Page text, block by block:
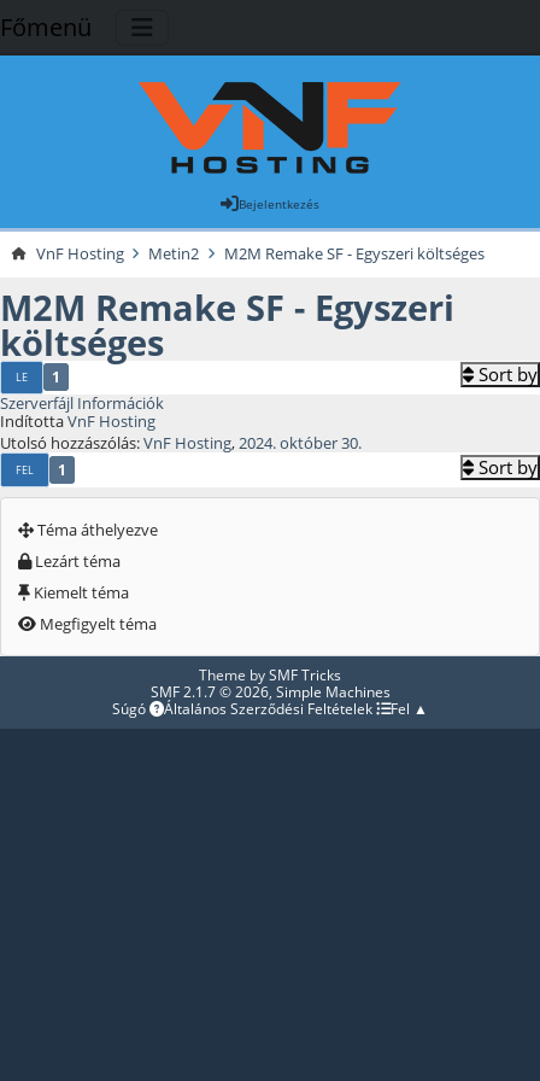
Főmenü
Bejelentkezés
VnF Hosting Metin2 M2M Remake SF - Egyszeri költséges
M2M Remake SF - Egyszeri
költséges
LE 1 Sort by
Szerverfájl Információk
IndítottaVnF Hosting
Utolsó hozzászólás:VnF Hosting,2024. október 30.
FEL 1 Sort by
Téma áthelyezve
Lezárt téma
Kiemelt téma
Megfigyelt téma
Theme bySMF Tricks
SMF 2.1.7 © 2026, Simple Machines
Súgó
Általános Szerződési Feltételek Fel ▲